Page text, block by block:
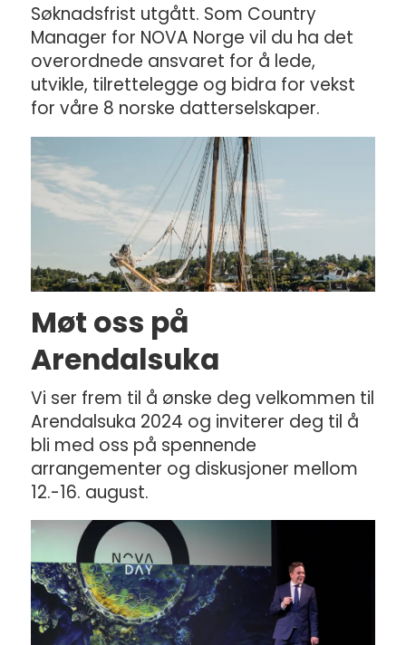
Søknadsfrist utgått. Som Country
Manager for NOVA Norge vil du ha det
overordnede ansvaret for å lede,
utvikle, tilrettelegge og bidra for vekst
for våre 8 norske datterselskaper.
Møt oss på
Arendalsuka
Vi ser frem til å ønske deg velkommen til
Arendalsuka 2024 og inviterer deg til å
bli med oss på spennende
arrangementer og diskusjoner mellom
12.-16. august.